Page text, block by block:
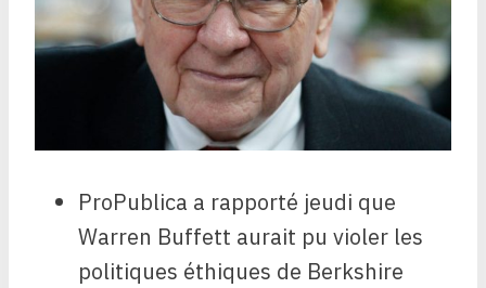
ProPublica a rapporté jeudi que
Warren Buffett aurait pu violer les
politiques éthiques de Berkshire